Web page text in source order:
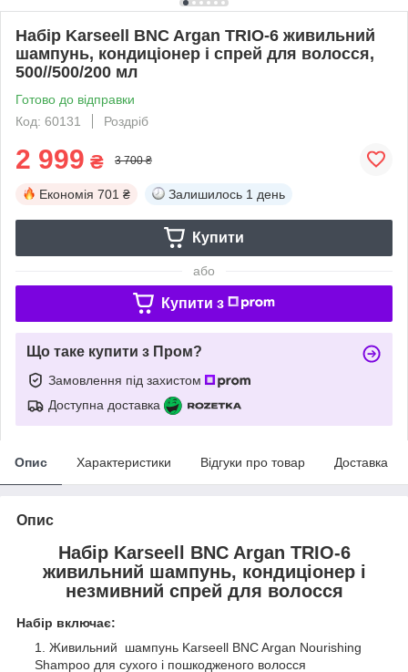
Набір Karseell BNC Argan TRIO-6 живильний
шампунь, кондиціонер і спрей для волосся,
500//500/200 мл
Готово до відправки
Код: 60131
Роздріб
2 999 ₴ 3 700 ₴
Економія 701 ₴ Залишилось 1 день
Купити
або
Купити з
Що таке купити з Пром?
Замовлення під захистом
Доступна доставка
Опис Характеристики Відгуки про товар Доставка
Опис
Набір Karseell BNC Argan TRIO-6
живильний шампунь, кондиціонер і
незмивний спрей для волосся
Набір включає:
Живильний шампунь Karseell BNC Argan Nourishing
Shampoo для сухого і пошкодженого волосся